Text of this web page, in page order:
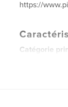
https://
Catégorie
Catégories